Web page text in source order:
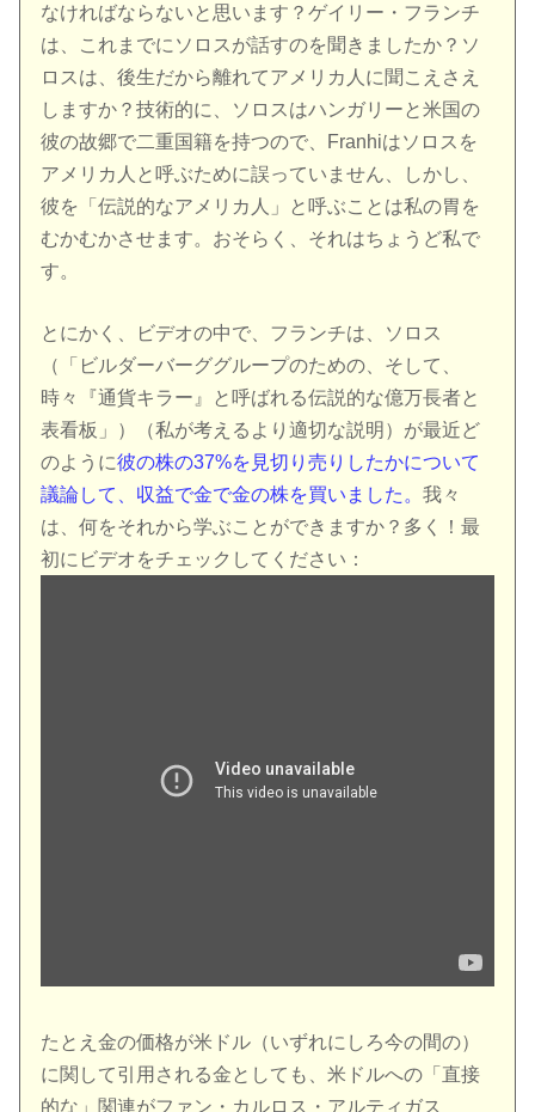
なければならないと思います？ゲイリー・フランチ
は、これまでにソロスが話すのを聞きましたか？ソ
ロスは、後生だから離れてアメリカ人に聞こえさえ
しますか？技術的に、ソロスはハンガリーと米国の
彼の故郷で二重国籍を持つので、Franhiはソロスを
アメリカ人と呼ぶために誤っていません、しかし、
彼を「伝説的なアメリカ人」と呼ぶことは私の胃を
むかむかさせます。おそらく、それはちょうど私で
す。
とにかく、ビデオの中で、フランチは、ソロス
（「ビルダーバーググループのための、そして、
時々『通貨キラー』と呼ばれる伝説的な億万長者と
表看板」）（私が考えるより適切な説明）が最近ど
のように彼の株の37%を見切り売りしたかについて
議論して、収益で金で金の株を買いました。我々
は、何をそれから学ぶことができますか？多く！最
初にビデオをチェックしてください：
たとえ金の価格が米ドル（いずれにしろ今の間の）
に関して引用される金としても、米ドルへの「直接
的な」関連がファン・カルロス・アルティガス